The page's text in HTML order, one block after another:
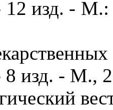
- 12 изд. -
8 изд. - М.,